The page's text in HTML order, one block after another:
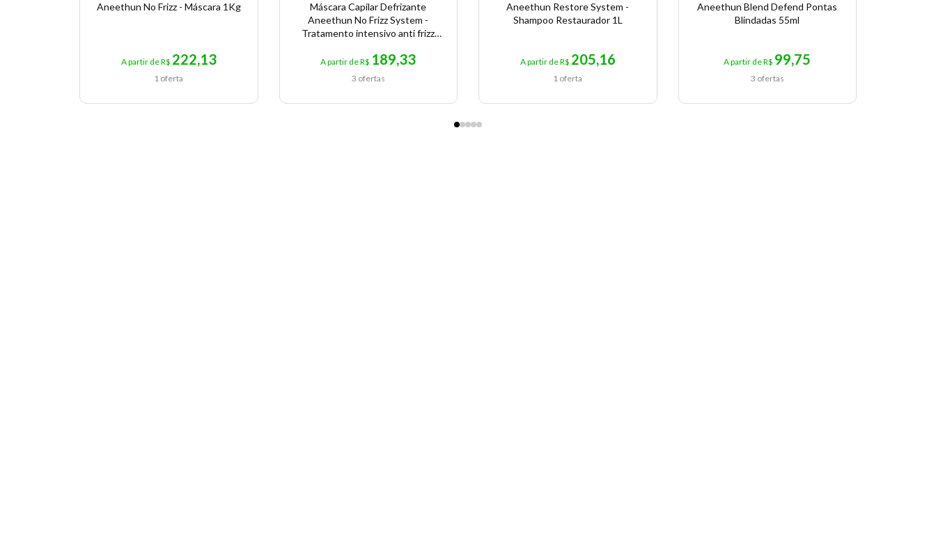
Aneethun No Frizz - Máscara 1Kg
A partir de R$ 222,13
1 oferta
Máscara Capilar Defrizante
Aneethun No Frizz System -
Tratamento intensivo anti frizz
A partir de R$ 189,33
3 ofertas
Aneethun Restore System -
Shampoo Restaurador 1L
A partir de R$ 205,16
1 oferta
Aneethun Blend Defend Pontas
Blindadas 55ml
A partir de R$ 99,75
3 ofertas